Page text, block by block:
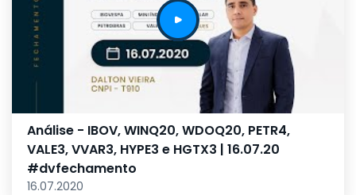
Análise - IBOV, WINQ20, WDOQ20, PETR4,
VALE3, VVAR3, HYPE3 e HGTX3 | 16.07.20
#dvfechamento
16.07.2020